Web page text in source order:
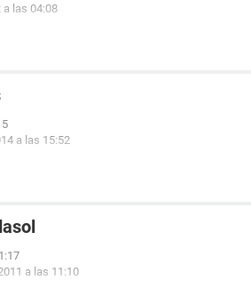
a las 04:08
a las 15:52
a las 11:10